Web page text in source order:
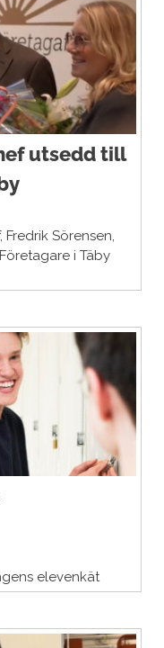
utsedd till
Sörensen,
i Täby
elevenkät